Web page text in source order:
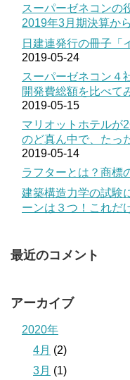
スーパーゼネコン
2019年3月期決算から
日建連発行の冊子「
2019-05-24
スーパーゼネコン４
開発費総額を比べて
2019-05-15
マリオットホテルが
のど真ん中で、たっ
2019-05-14
ラフターとは？商標
建築構造力学の試験
ーンは３つ！これだ
最近のコメント
アーカイブ
2020年
4月 (2)
3月 (1)